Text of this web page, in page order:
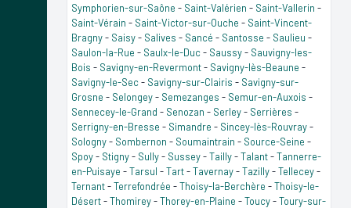
Symphorien-sur-Saône - Saint-Valérien - Saint-Vallerin -
Saint-Vérain - Saint-Victor-sur-Ouche - Saint-Vincent-
Bragny- Saisy- Salives - Sancé - Santosse - Saulieu -
Saulon-la-Rue - Saulx-le-Duc - Saussy- Sauvigny-les-
Bois - Savigny-en-Revermont- Savigny-lès-Beaune -
Savigny-le-Sec - Savigny-sur-Clairis - Savigny-sur-
Grosne - Selongey- Semezanges - Semur-en-Auxois -
Sennecey-le-Grand - Senozan - Serley- Serrières -
Serrigny-en-Bresse - Simandre - Sincey-lès-Rouvray-
Sologny- Sombernon - Soumaintrain - Source-Seine -
Spoy- Stigny- Sully- Sussey-Tailly-Talant-Tannerre-
en-Puisaye -Tarsul -Tart-Tavernay-Tazilly-Tellecey-
Ternant-Terrefondrée -Thoisy-la-Berchère -Thoisy-le-
Désert-Thomirey-Thorey-en-Plaine -Toucy-Toury-sur-